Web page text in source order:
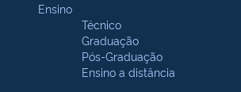
Ensino
Técnico
Graduação
Pós-Graduação
Ensino a distância